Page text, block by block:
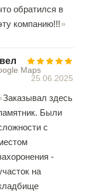
обратился в
компанию!!!
Maps
25.06.2025
Заказывал здесь
Были
с
-
на